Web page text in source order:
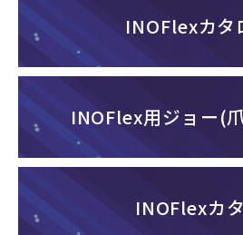
INOFlexカタ
INOFlex用ジョー(
INOFlexカ